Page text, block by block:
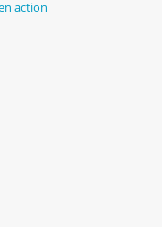
action